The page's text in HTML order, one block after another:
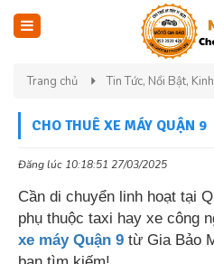
Trang chủ Tin Tức, Nổi Bật,
CHO THUÊ XE MÁY QUẬN 9
Đăng lúc 10:18:51 27/03/2025
Cần di chuyển linh hoạt tại
phụ thuộc taxi hay xe công
xe máy Quận 9 từ Gia Bảo